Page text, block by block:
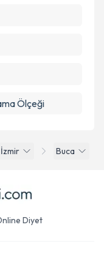
İzmir Buca
Ölçeği
Diyet